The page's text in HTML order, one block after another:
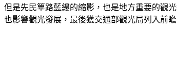
但是先民篳路藍縷的縮影，也是地方重要的觀
也影響觀光發展，最後獲交通部觀光局列入前